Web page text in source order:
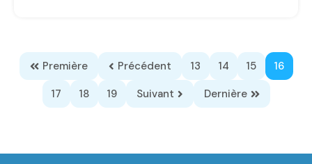
Première Précédent 13 14 15
16
17
18 19 Suivant Dernière